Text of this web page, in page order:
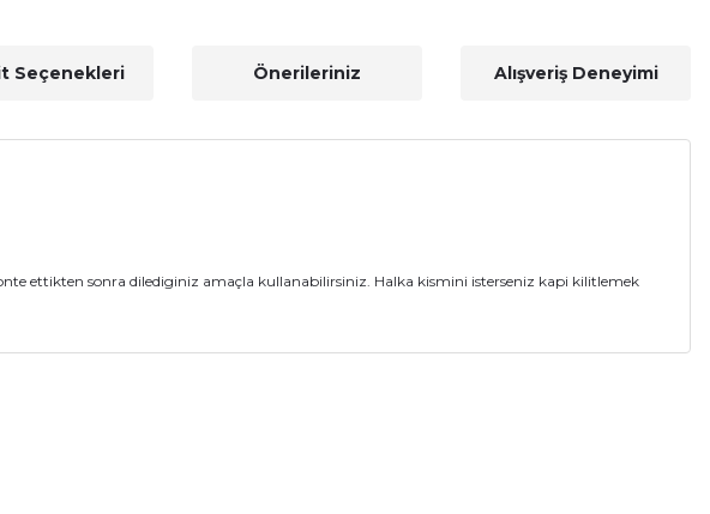
Seçenekleri Önerileriniz Alışveriş Deneyimi
ettikten sonra dilediginiz amaçla kullanabilirsiniz. Halka kismini isterseniz kapi kilitlemek